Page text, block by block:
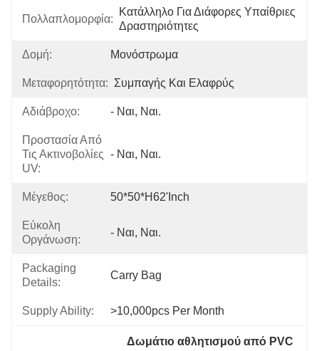
Πολλαπλομορφία:
Κατάλληλο Για Διάφορες Υπαίθριες
Δραστηριότητες
Δομή: Μονόστρωμα
Μεταφορητότητα: Συμπαγής Και Ελαφρύς
Αδιάβροχο: - Ναι, Ναι.
Προστασία Από
Τις Ακτινοβολίες
UV:
- Ναι, Ναι.
Μέγεθος: 50*50*H62'inch
Εύκολη
Οργάνωση:
- Ναι, Ναι.
Packaging
Details:
Carry Bag
Supply Ability: >10,000pcs Per Month
Δωμάτιο αθλητισμού από PVC